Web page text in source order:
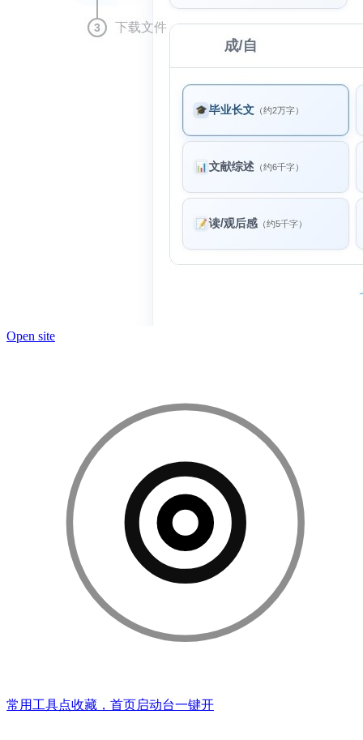
Open site
常用工具点收藏，首页启动台一键开